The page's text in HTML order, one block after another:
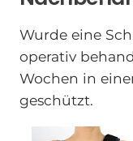
Wurde eine
operativ
Wochen in
geschützt.